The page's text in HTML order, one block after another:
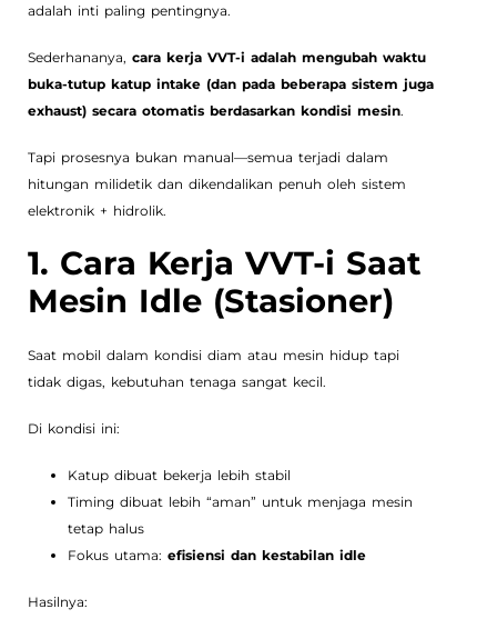
adalah inti paling pentingnya.
Sederhananya, cara kerja VVT-i adalah mengubah waktu
buka-tutup katup intake (dan pada beberapa sistem juga
exhaust) secara otomatis berdasarkan kondisi mesin.
Tapi prosesnya bukan manual—semua terjadi dalam
hitungan milidetik dan dikendalikan penuh oleh sistem
elektronik + hidrolik.
1. Cara Kerja VVT-i Saat
Mesin Idle (Stasioner)
Saat mobil dalam kondisi diam atau mesin hidup tapi
tidak digas, kebutuhan tenaga sangat kecil.
Di kondisi ini:
Katup dibuat bekerja lebih stabil
Timing dibuat lebih “aman” untuk menjaga mesin
tetap halus
Fokus utama: efisiensi dan kestabilan idle
Hasilnya: